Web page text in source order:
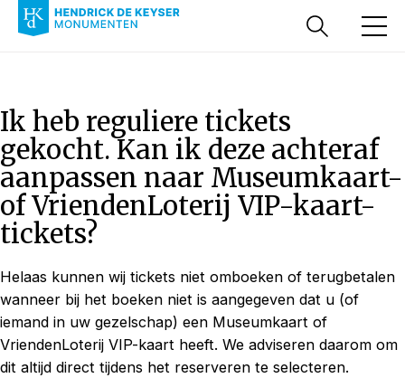
Ik heb reguliere tickets
gekocht. Kan ik deze achteraf
aanpassen naar Museumkaart-
of VriendenLoterij VIP-kaart-
tickets?
Helaas kunnen wij tickets niet omboeken of terugbetalen
wanneer bij het boeken niet is aangegeven dat u (of
iemand in uw gezelschap) een Museumkaart of
VriendenLoterij VIP-kaart heeft. We adviseren daarom om
dit altijd direct tijdens het reserveren te selecteren.